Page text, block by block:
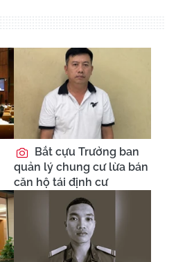
Bắt cựu Trưởng ban
quản lý chung cư lừa bán
căn hộ tái định cư